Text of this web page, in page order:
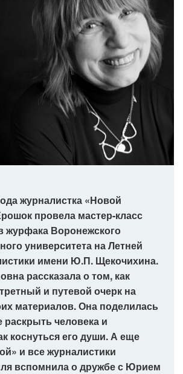
журналистка «Новой
провела мастер-класс
журфака Воронежского
университета на Летней
имени Ю.П. Щекочихина.
рассказала о том, как
и путевой очерк на
материалов. Она поделилась
человека и
коснуться его души. А еще
и все журналистики
вспомнила о дружбе с Юрием